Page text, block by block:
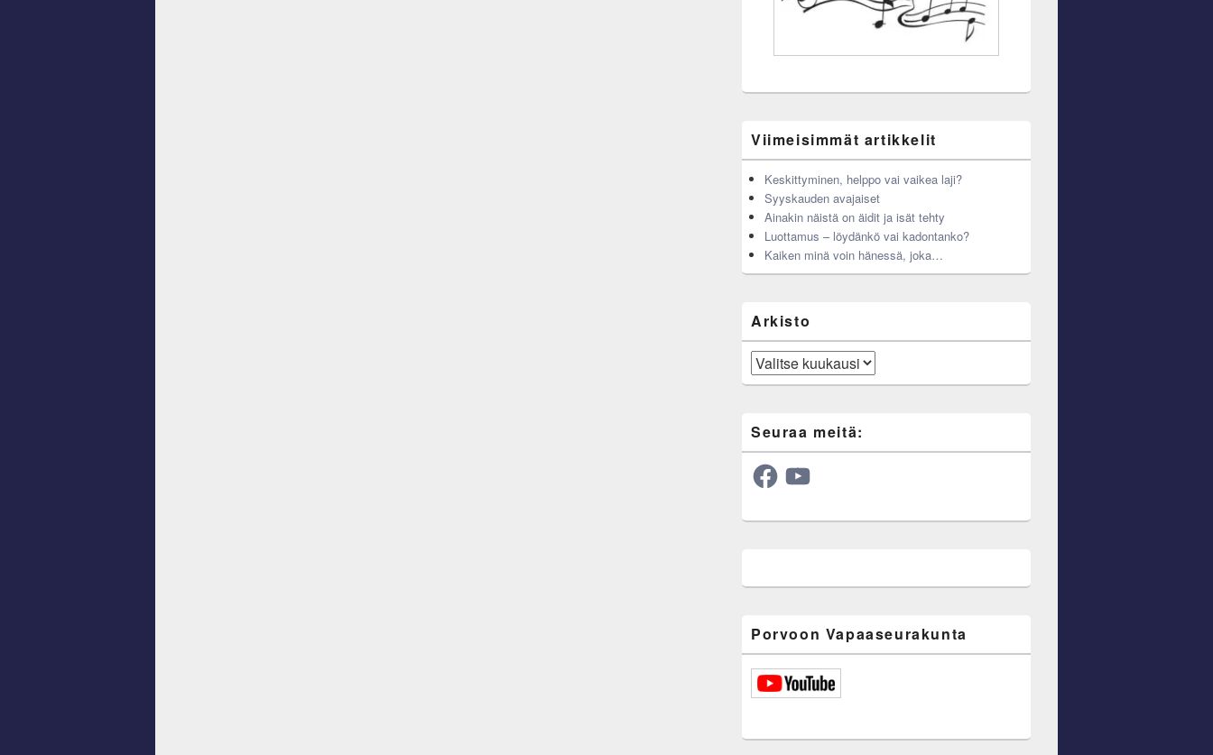
Viimeisimmät artikkelit
Keskittyminen, helppo vai vaikea laji?
Syyskauden avajaiset
Ainakin näistä on äidit ja isät tehty
Luottamus – löydänkö vai kadontanko?
Kaiken minä voin hänessä, joka…
Arkisto
Arkisto
Seuraa meitä:
FacebookYouTube
Porvoon Vapaaseurakunta